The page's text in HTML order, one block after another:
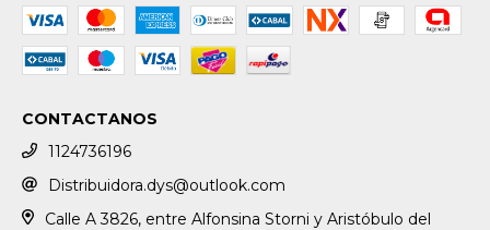
CONTACTANOS
1124736196
Distribuidora.dys@outlook.com
Calle A 3826, entre Alfonsina Storni y Aristóbulo del